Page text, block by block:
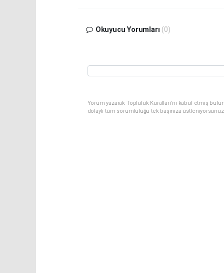
Okuyucu Yorumları (0)
Yorum yazarak Topluluk Kuralları’nı kabul etmiş
dolaylı tüm sorumluluğu tek başınıza